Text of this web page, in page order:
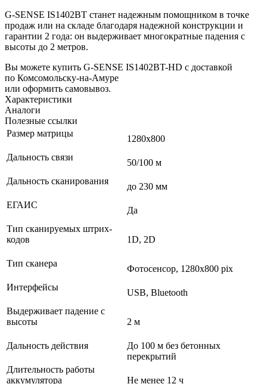
G-SENSE IS1402BT станет надежным помощником в точке
продаж или на складе благодаря надежной конструкции и
гарантии 2 года: он выдерживает многократные падения с
высоты до 2 метров.
Вы можете купить G-SENSE IS1402BT-HD с доставкой
по Комсомольску-на-Амуре
или оформить самовывоз.
Характеристики
Аналоги
Полезные ссылки
Размер матрицы
1280х800
Дальность связи
50/100 м
Дальность сканирования
до 230 мм
ЕГАИС
Да
Тип сканируемых штрих-
кодов
1D, 2D
Тип сканера
Фотосенсор, 1280x800 pix
Интерфейсы
USB, Bluetooth
Выдерживает падение с
высоты
2 м
Дальность действия
До 100 м без бетонных
перекрытий
Длительность работы
аккумулятора
Не менее 12 ч